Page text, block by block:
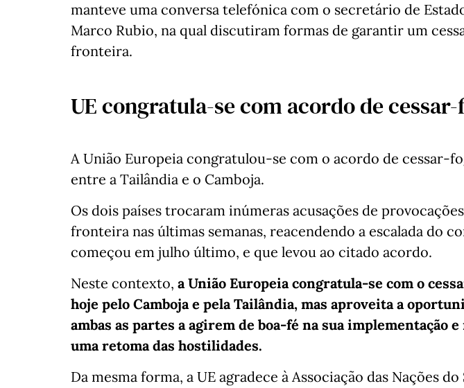
manteve uma conversa telefónica com o secretário de
Marco Rubio, na qual discutiram formas de garantir um
fronteira.
UE congratula-se com acordo de
A União Europeia congratulou-se com o acordo de cessar-
entre a Tailândia e o Camboja.
Os dois países trocaram inúmeras acusações de
fronteira nas últimas semanas, reacendendo a escalada do
começou em julho último, e que levou ao citado acordo.
Neste contexto, a União Europeia congratula-se com o
hoje pelo Camboja e pela Tailândia, mas aproveita a
ambas as partes a agirem de boa-fé na sua implementação
uma retoma das hostilidades.
Da mesma forma, a UE agradece à Associação das Nações